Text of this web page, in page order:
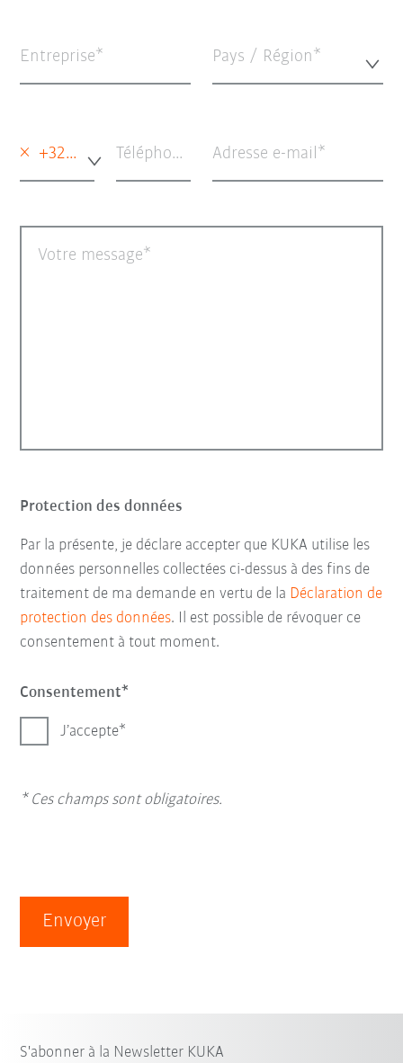
Entreprise Pays / Région*
× +32 - Belgique Téléphone (option) Adresse e-mail
Votre message
Protection des données
Par la présente, je déclare accepter que KUKA utilise les
données personnelles collectées ci-dessus à des fins de
traitement de ma demande en vertu de la Déclaration de
protection des données. Il est possible de révoquer ce
consentement à tout moment.
Consentement
J’accepte
* Ces champs sont obligatoires.
Envoyer
S'abonner à la Newsletter KUKA